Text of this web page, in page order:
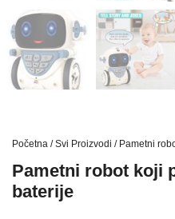
Početna /Svi Proizvodi / Pametni
Pametni robot koji
baterije